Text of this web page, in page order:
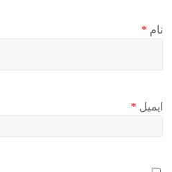
نام *
ایمیل *